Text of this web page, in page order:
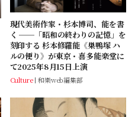
現代美術作家・杉本博司、能を書
く ──「昭和の終わりの記憶」を
刻印する 杉本修羅能《巣鴨塚 ハ
ルの便り》が東京・喜多能楽堂に
て2025年8月15日上演
Culture 和樂web編集部